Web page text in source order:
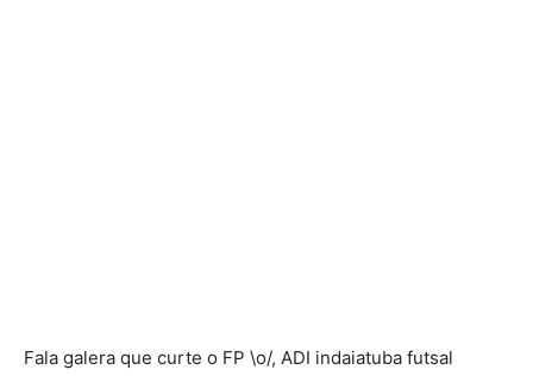
Fala galera que curte o FP \o/, ADI indaiatuba futsal